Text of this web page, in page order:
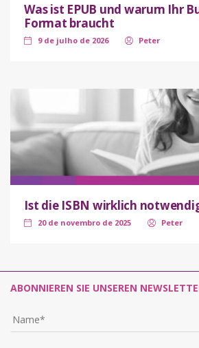
Was ist EPUB und warum Ihr
Format braucht
9 de julho de 2026 Peter
Ist die ISBN wirklich
20 de novembro de 2025 Peter
ABONNIEREN SIE UNSEREN